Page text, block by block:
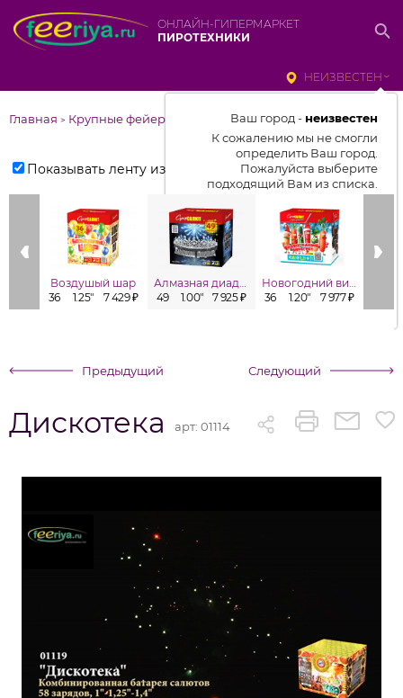
ОНЛАЙН-ГИПЕРМАРКЕТ
ПИРОТЕХНИКИ
НЕИЗВЕСТЕН
Ваш город - неизвестен
К сожалению мы не смогли
определить Ваш город.
Пожалуйста выберите
подходящий Вам из списка.
Выбрать город
От выбранного города зависит
цены, наличие и условия
доставки
Главная > Крупные фейерверки
Показывать ленту изделий
Воздушый шар
36
1.25" 7 429 ₽
Алмазная диадема
49
1.00" 7 925 ₽
Новогодний винегрет
36
1.20" 7 977 ₽
Предыдущий Следующий
Дискотека арт: 01114